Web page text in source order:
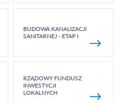
BUDOWA KANALIZACJI
SANITARNEJ - ETAP I
RZĄDOWY FUNDUSZ
INWESTYCJI
LOKALNYCH